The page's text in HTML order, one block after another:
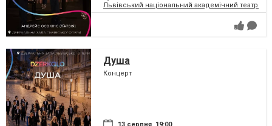
Львівський національний академічний театр
Душа
Концерт
13 серпня, 19:00